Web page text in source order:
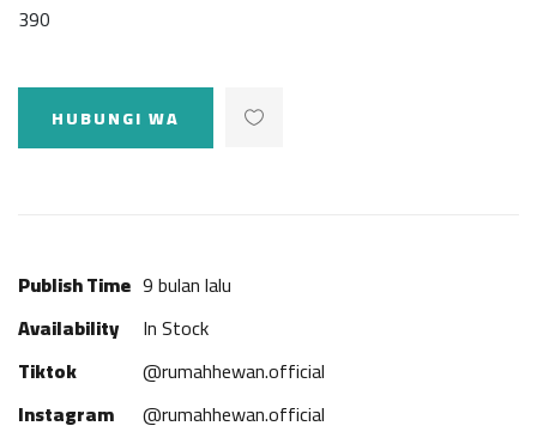
390
HUBUNGI WA
Publish Time 9 bulan lalu
Availability
In Stock
Tiktok
@rumahhewan.official
Instagram
@rumahhewan.official